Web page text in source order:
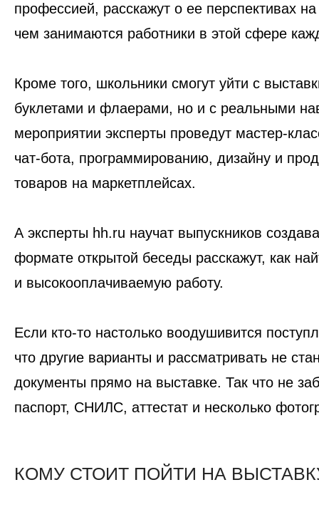
профессией, расскажут о ее перспективах
чем занимаются работники в этой сфере
Кроме того, школьники смогут уйти с
буклетами и флаерами, но и с реальными
мероприятии эксперты проведут мастер-
чат-бота, программированию, дизайну и
товаров на маркетплейсах.
А эксперты hh.ru научат выпускников
формате открытой беседы расскажут, как
и высокооплачиваемую работу.
Если кто-то настолько воодушивится
что другие варианты и рассматривать не
документы прямо на выставке. Так что не
паспорт, СНИЛС, аттестат и несколько
КОМУ СТОИТ ПОЙТИ НА